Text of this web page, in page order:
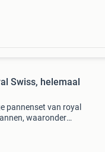
Swiss, helemaal
pannenset van royal
waaronder